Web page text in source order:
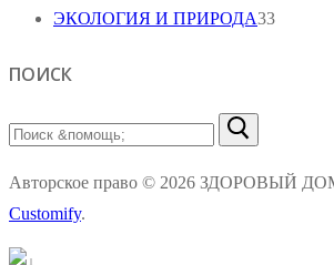
ЭКОЛОГИЯ И ПРИРОДА33
ПОИСК
Найти:
Авторское право © 2026 ЗДОРОВЫЙ
Customify.